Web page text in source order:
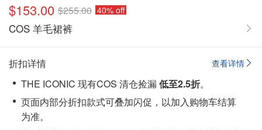
$153.00 $255.00 40% off
COS 羊毛裙裤
查看详情
折扣详情
THE ICONIC 现有COS 清仓捡漏低至2.5折。
页面内部分折扣款式可叠加闪促，以加入购物车结算
为准。